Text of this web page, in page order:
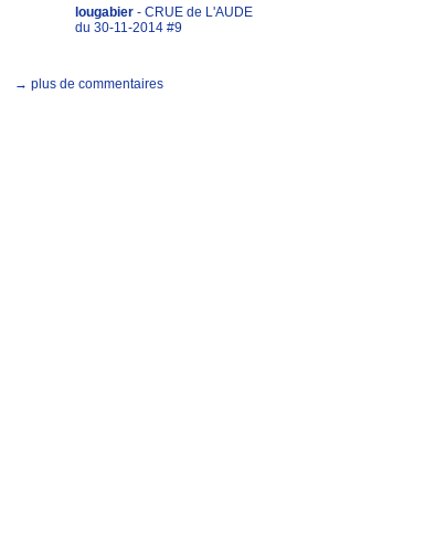
lougabier - CRUE de L'AUDE
du 30-11-2014 #9
→ plus de commentaires